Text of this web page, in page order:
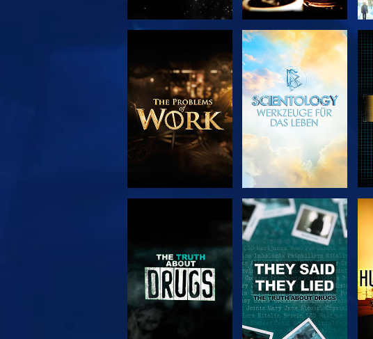
SERIE
ENTDECKEN
ANSEHEN
ANSEHEN